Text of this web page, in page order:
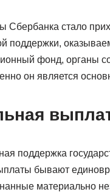
Сбербанка стало
поддержки,
фонд, органы
он является
поддержка
бывают
материально